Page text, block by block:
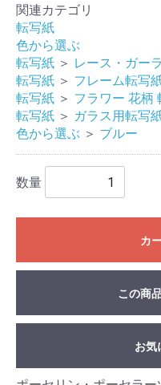
関連カテゴリ
転写紙
色から選ぶ
転写紙 ＞ レース・ガー
転写紙 ＞ フレーム転写
転写紙 ＞ フラワー 花柄
転写紙 ＞ ガラス用転写
色から選ぶ ＞ ブルー
数量
カ
この商
お気